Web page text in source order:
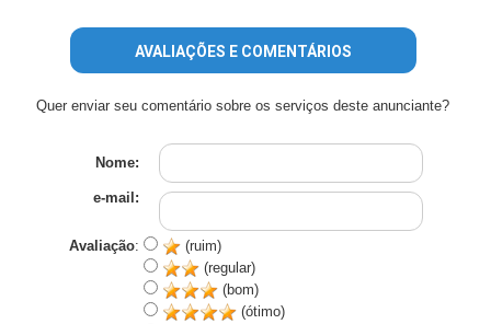
AVALIAÇÕES E COMENTÁRIOS
Quer enviar seu comentário sobre os serviços deste anunciante?
Nome:
e-mail:
Avaliação:
(ruim)
(regular)
(bom)
(ótimo)